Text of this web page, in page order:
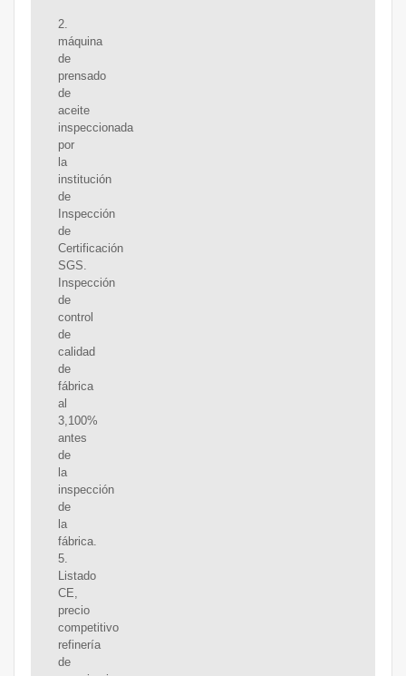
2.
máquina
de
prensado
de
aceite
inspeccionada
por
la
institución
de
Inspección
de
Certificación
SGS.
Inspección
de
control
de
calidad
de
fábrica
al
3,100%
antes
de
la
inspección
de
la
fábrica.
5.
Listado
CE,
precio
competitivo
refinería
de